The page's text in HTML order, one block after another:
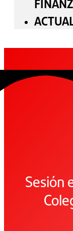
Sesión